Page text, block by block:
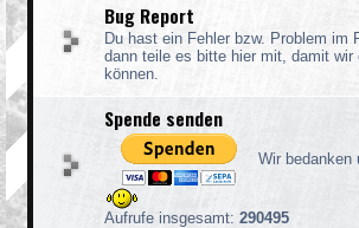
Bug Report
Du hast ein Fehler bzw. Problem im
dann teile es bitte hier mit, damit wir
können.
Spende senden
Wir bedanken
Aufrufe insgesamt: 290495